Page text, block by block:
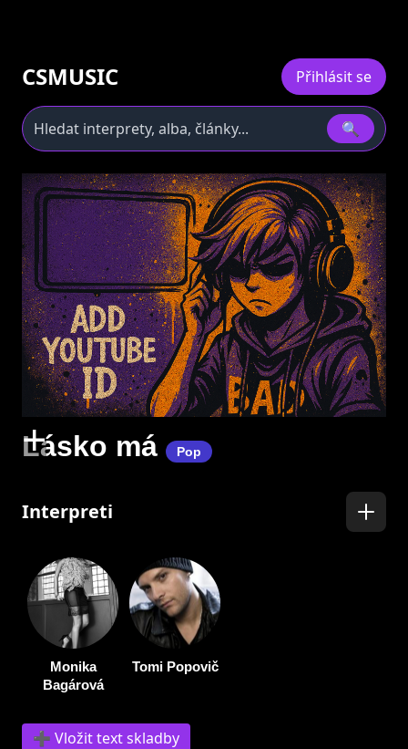
CSMUSIC Přihlásit se
🔍
+
Lásko má Pop
Interpreti
Monika
Bagárová
Tomi Popovič
➕ Vložit text skladby